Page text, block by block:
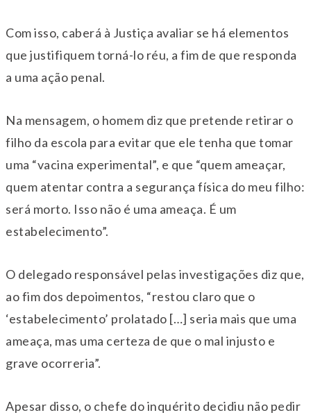
Com isso, caberá à Justiça avaliar se há elementos
que justifiquem torná-lo réu, a fim de que responda
a uma ação penal.
Na mensagem, o homem diz que pretende retirar o
filho da escola para evitar que ele tenha que tomar
uma “vacina experimental”, e que “quem ameaçar,
quem atentar contra a segurança física do meu filho:
será morto. Isso não é uma ameaça. É um
estabelecimento”.
O delegado responsável pelas investigações diz que,
ao fim dos depoimentos, “restou claro que o
‘estabelecimento’ prolatado […] seria mais que uma
ameaça, mas uma certeza de que o mal injusto e
grave ocorreria”.
Apesar disso, o chefe do inquérito decidiu não pedir